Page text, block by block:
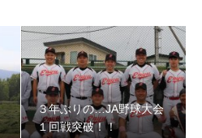
回戦突破！！
３年ぶりの…JA野球大会
１回戦突破！！